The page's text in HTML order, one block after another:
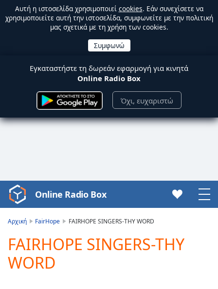
Αυτή η ιστοσελίδα χρησιμοποιεί cookies. Εάν συνεχίσετε να
χρησιμοποιείτε αυτή την ιστοσελίδα, συμφωνείτε με την πολιτική
μας σχετικά με τη χρήση των cookies.
Εγκαταστήστε τη δωρεάν εφαρμογή για κινητά
Online Radio Box
Όχι, ευχαριστώ
Video
Player
Play
Video
Play
Online Radio Box
Αρχική FairHope FAIRHOPE SINGERS-THY WORD
FAIRHOPE SINGERS-THY
WORD